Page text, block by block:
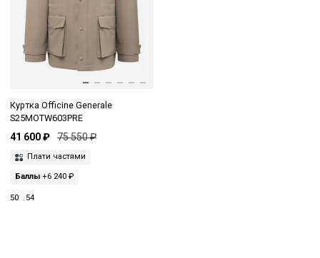
Куртка Officine Generale
S25MOTW603PRE
41 600 ₽ 75 550 ₽
Плати частями
Баллы +6 240 ₽
50 54